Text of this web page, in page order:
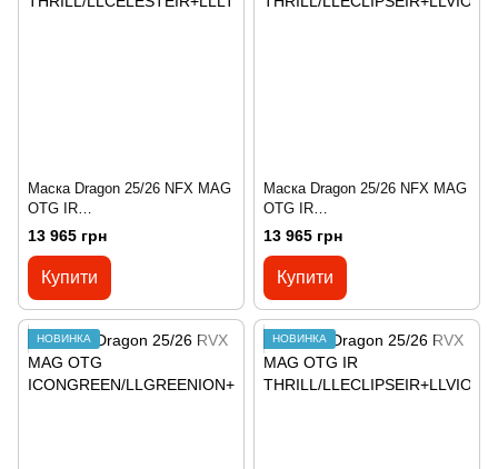
Маска Dragon 25/26 NFX MAG
OTG IR
THRILL/LLCELESTEIR+LLLTR
13 965 грн
Купити
Маска Dragon 25/26 NFX MAG
OTG IR
THRILL/LLECLIPSEIR+LLVIOL
13 965 грн
Купити
НОВИНКА НОВИНКА